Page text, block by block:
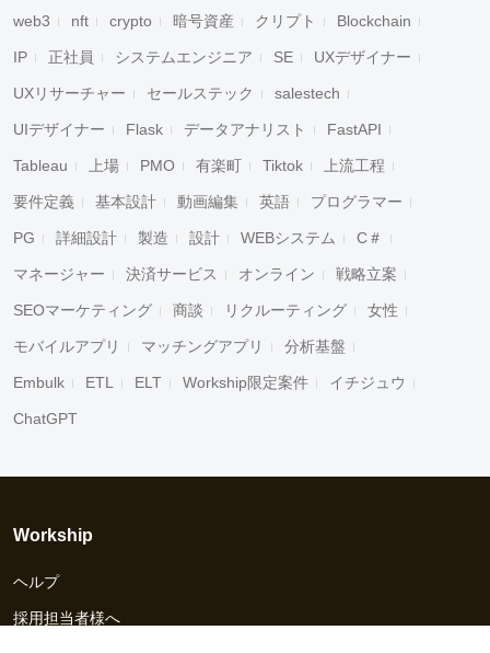
web3 nft crypto 暗号資産 クリプト Blockchain
IP 正社員 システムエンジニア SE UXデザイナー
UXリサーチャー セールステック salestech
UIデザイナー Flask データアナリスト FastAPI
Tableau 上場 PMO 有楽町 Tiktok 上流工程
要件定義 基本設計 動画編集 英語 プログラマー
PG 詳細設計 製造 設計 WEBシステム C＃
マネージャー 決済サービス オンライン 戦略立案
SEOマーケティング 商談 リクルーティング 女性
モバイルアプリ マッチングアプリ 分析基盤
Embulk ETL ELT Workship限定案件 イチジュウ
ChatGPT
Workship
ヘルプ
採用担当者様へ